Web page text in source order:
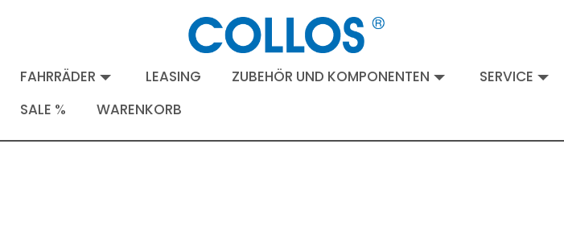
FAHRRÄDER LEASING ZUBEHÖR UND KOMPONENTEN SERVICE
SALE %
WARENKORB